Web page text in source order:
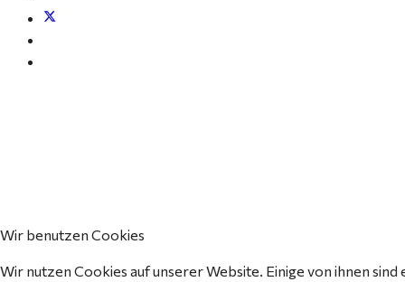
Wir benutzen Cookies
Wir nutzen Cookies auf unserer Website. Einige von ihnen